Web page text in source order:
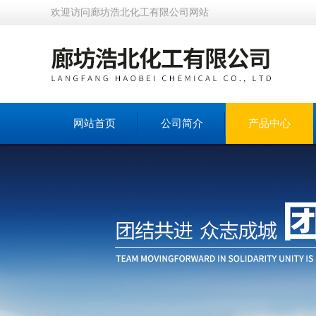
欢迎访问廊坊浩北化工有限公司网站
网站首页 公司简介 产品中心